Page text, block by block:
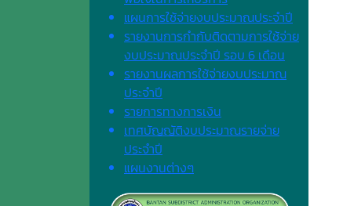
แผนการใช้จ่ายงบประมาณประจำปี
รายงานการกำกับติดตามการใช้จ่าย
งบประมาณประจำปี รอบ 6 เดือน
รายงานผลการใช้จ่ายงบประมาณ
ประจำปี
รายการทางการเงิน
เทศบัญญัติงบประมาณรายจ่าย
ประจำปี
แผนงานต่างๆ